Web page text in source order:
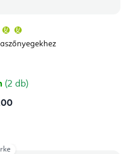
átlagos
értékelése
csillag.
(2 db)